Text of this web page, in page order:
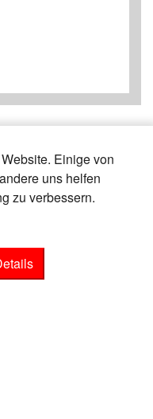
Einige von
uns helfen
zu verbessern.
22 23
24